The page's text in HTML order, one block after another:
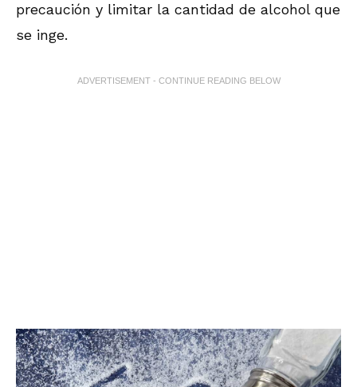
precaución y limitar la cantidad de alcohol que
se inge.
ADVERTISEMENT - CONTINUE READING BELOW